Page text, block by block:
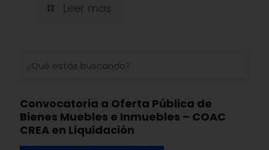
Leer mas
Convocatoria a Oferta Pública de
Bienes Muebles e Inmuebles – COAC
CREA en Liquidación